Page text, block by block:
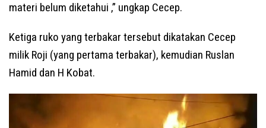
materi belum diketahui ,” ungkap Cecep.
Ketiga ruko yang terbakar tersebut dikatakan Cecep
milik Roji (yang pertama terbakar), kemudian Ruslan
Hamid dan H Kobat.